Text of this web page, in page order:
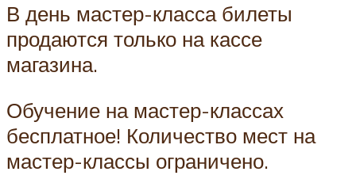
В день мастер-класса билеты
продаются только на кассе
магазина.
Обучение на мастер-классах
бесплатное! Количество мест на
мастер-классы ограничено.